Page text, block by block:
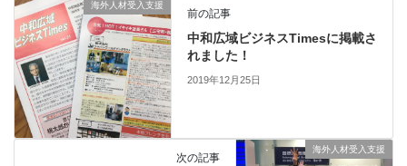
海外人材受入支援
前の記事
中和広域ビジネスTimesに掲載さ
れました！
2019年12月25日
海外人材受入支援
次の記事